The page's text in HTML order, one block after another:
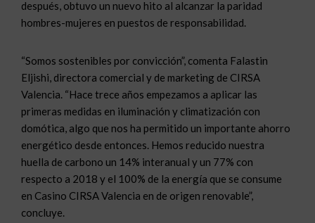
después, obtuvo un nuevo hito al alcanzar la paridad
hombres-mujeres en puestos de responsabilidad.
“Somos sostenibles por convicción”, comenta Falastin
Eljishi, directora comercial y de marketing de CIRSA
Valencia. “Hace trece años empezamos a aplicar las
primeras medidas en iluminación y climatización con
domótica, algo que nos ha permitido un importante ahorro
energético desde entonces. Hemos reducido nuestra
huella de carbono un 14% interanual y un 77% con
respecto a 2018 y el 100% de la energía que se consume
en Casino CIRSA Valencia en de origen renovable”,
concluye.